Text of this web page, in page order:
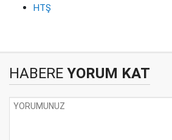
HTŞ
HABERE YORUM KAT